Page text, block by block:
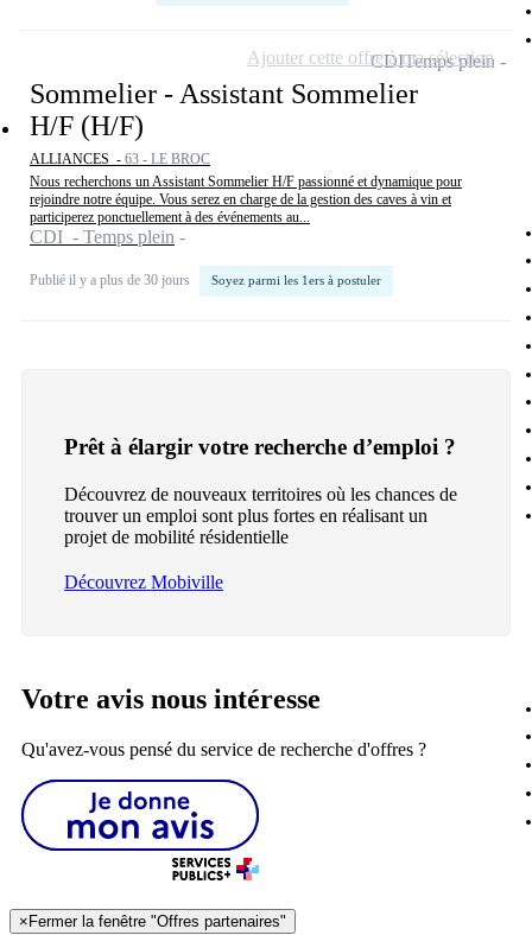
Sommelier - Assistant Sommelier
H/F (H/F)
ALLIANCES - 63 - LE BROC
Nous recherchons un Assistant Sommelier H/F passionné et dynamique pour
rejoindre notre équipe. Vous serez en charge de la gestion des caves à vin et
participerez ponctuellement à des événements au...
CDI - Temps plein
Publié il y a plus de 30 jours Soyez parmi les 1ers à postuler
CDITemps plein
Ajouter cette offre à ma sélection
Prêt à élargir votre recherche d’emploi ?
Découvrez de nouveaux territoires où les chances de
trouver un emploi sont plus fortes en réalisant un
projet de mobilité résidentielle
Découvrez Mobiville
Votre avis nous intéresse
Qu'avez-vous pensé du service de recherche d'offres ?
× Fermer la fenêtre "Offres partenaires"